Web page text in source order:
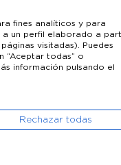
fines analíticos y para
a un perfil elaborado a
visitadas). Puedes
“Aceptar todas” o
información pulsando el
Rechazar todas